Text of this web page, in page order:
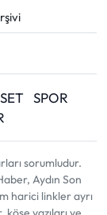
SPOR
sorumludur.
Aydın Son
harici linkler ayrı